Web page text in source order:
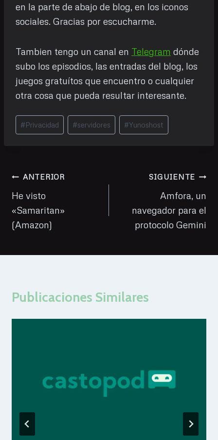
en la parte de abajo de blog, en los iconos
sociales. Gracias por escucharme.
Tambien tengo un canal en Telegram dónde
subo los episodios, las entradas del blog, los
juegos gratuítos que encuentro o cualquier
otra cosa que pueda resultar interesante.
Etiquetas
de
#Privacidad #servidores #Yunoshost
Navegación
de
entradas
ANTERIOR
He visto
«Samaritan»
(Amazon)
SIGUIENTE
Amfora, un
navegador para el
protocolo Gemini
Publicaciones Similares